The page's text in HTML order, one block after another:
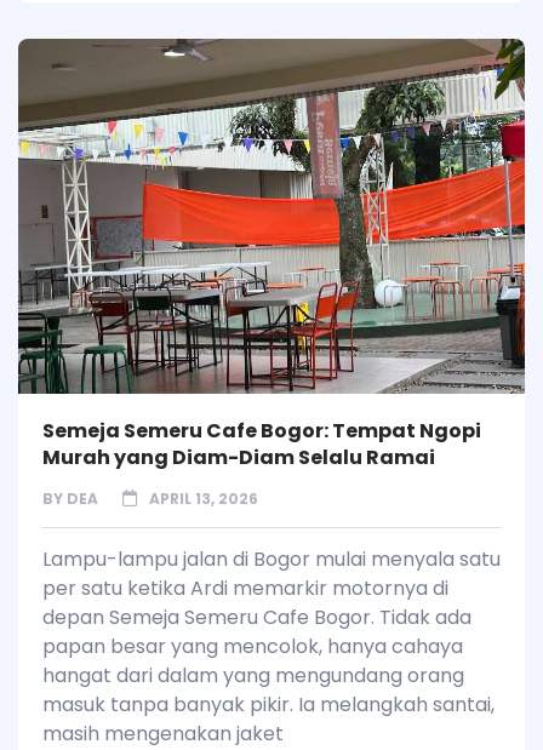
Semeja Semeru Cafe Bogor: Tempat Ngopi
Murah yang Diam-Diam Selalu Ramai
BY DEA APRIL 13, 2026
Lampu-lampu jalan di Bogor mulai menyala satu
per satu ketika Ardi memarkir motornya di
depan Semeja Semeru Cafe Bogor. Tidak ada
papan besar yang mencolok, hanya cahaya
hangat dari dalam yang mengundang orang
masuk tanpa banyak pikir. Ia melangkah santai,
masih mengenakan jaket